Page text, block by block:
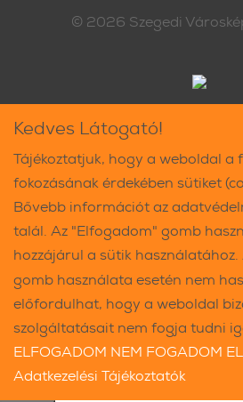
© 2026 Szegedi
Kedves Látogató!
Tájékoztatjuk, hogy a weboldal a
fokozásának érdekében sütiket
Bővebb információt az
talál. Az "Elfogadom" gomb
hozzájárul a sütik
gomb használata esetén nem
előfordulhat, hogy a weboldal
szolgáltatásait nem fogja tudni
ELFOGADOM NEM FOGADOM EL
Adatkezelési Tájékoztatók